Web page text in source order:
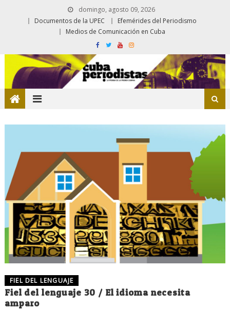
domingo, agosto 09, 2026
Documentos de la UPEC
Efemérides del Periodismo
Medios de Comunicación en Cuba
FIEL DEL LENGUAJE
Fiel del lenguaje 30 / El idioma necesita
amparo